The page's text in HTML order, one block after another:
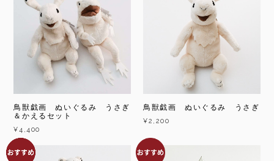
鳥獣戯画 ぬいぐるみ うさぎ
＆かえるセット
¥4,400
鳥獣戯画 ぬいぐるみ うさぎ
¥2,200